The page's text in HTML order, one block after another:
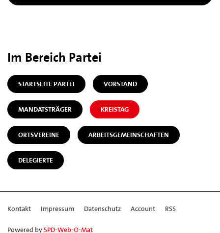
Im Bereich Partei
STARTSEITE PARTEI VORSTAND
MANDATSTRÄGER KREISTAG
ORTSVEREINE ARBEITSGEMEINSCHAFTEN
DELEGIERTE
Kontakt Impressum Datenschutz Account RSS
Powered bySPD-Web-O-Mat